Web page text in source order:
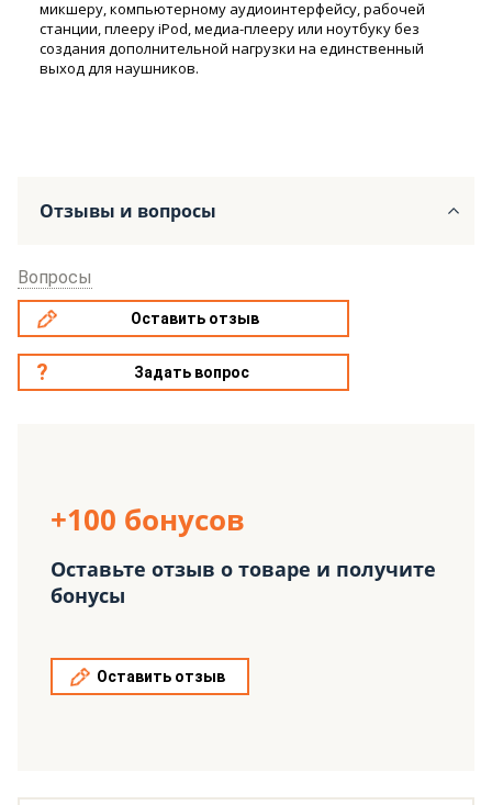
микшеру, компьютерному аудиоинтерфейсу, рабочей
станции, плееру iPod, медиа-плееру или ноутбуку без
создания дополнительной нагрузки на единственный
выход для наушников.
Отзывы и вопросы
Вопросы
Оставить отзыв
Задать вопрос
+100 бонусов
Оставьте отзыв о товаре и получите
бонусы
Оставить отзыв